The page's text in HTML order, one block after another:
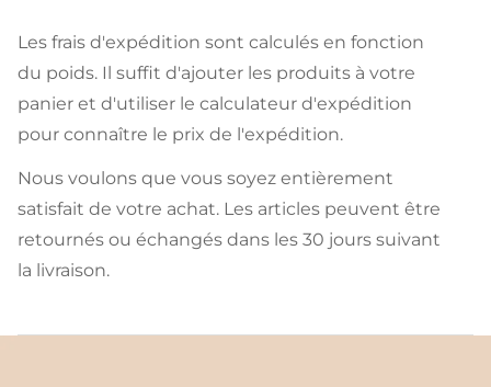
Les frais d'expédition sont calculés en fonction
du poids. Il suffit d'ajouter les produits à votre
panier et d'utiliser le calculateur d'expédition
pour connaître le prix de l'expédition.
Nous voulons que vous soyez entièrement
satisfait de votre achat. Les articles peuvent être
retournés ou échangés dans les 30 jours suivant
la livraison.